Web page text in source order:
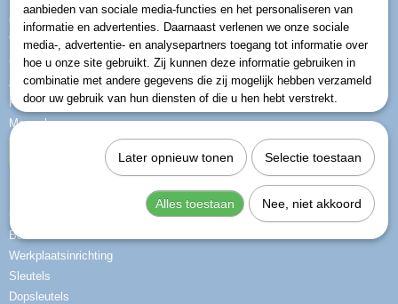
Over ons
Vragen
Contact
Algemene voorwaarden
Privacy beleid
Meer shops
Gedore-red
B&W koffers
Werkplaatsinrichting
Sleutels
Dopsleutels
aanbieden van sociale media-functies en het personaliseren van
informatie en advertenties. Daarnaast verlenen we onze sociale
media-, advertentie- en analysepartners toegang tot informatie over
hoe u onze site gebruikt. Zij kunnen deze informatie gebruiken in
combinatie met andere gegevens die zij mogelijk hebben verzameld
door uw gebruik van hun diensten of die u hen hebt verstrekt.
Later opnieuw tonen Selectie toestaan
Alles toestaan Nee, niet akkoord